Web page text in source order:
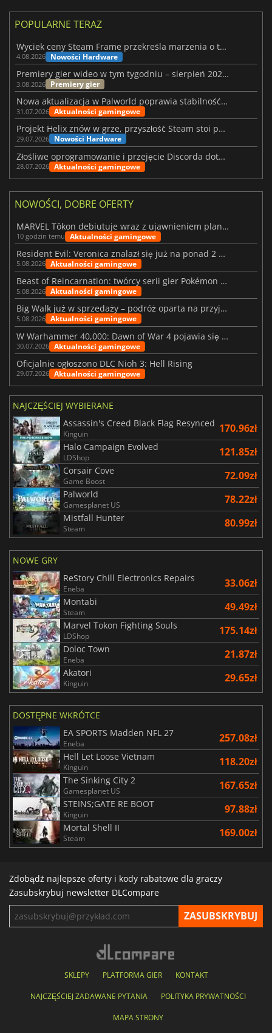
POPULARNE TERAZ
Wyciek ceny Steam Frame przekreśla marzenia o tanim zestawie VR
4.08.2026 Nowości Hardware
Premiery gier wideo w tym tygodniu – sierpień 2026 r. (32. tydzień)
3.08.2026 Premiery gier
Nowa aktualizacja w Palworld poprawia stabilność Sunreach i walk z bossami
31.07.2026 Aktualności gamingowe
Projekt Helix znów w grze, przyszłość Steam stoi pod znakiem zapytania
29.07.2026 Nowości Hardware
Złośliwe oprogramowanie i przejęcie Discorda dotknęły Meccha Chameleon
28.07.2026 Aktualności gamingowe
NOWOŚCI, DOBRE OFERTY
MARVEL Tōkon debiutuje wraz z ujawnieniem planu rozwoju na pierwszy rok
10 godzin temu Aktualności gamingowe
Resident Evil: Veronica znalazł się już na ponad 2 milionach list życzeń
5.08.2026 Aktualności gamingowe
Beast of Reincarnation: twórcy serii gier Pokémon wkraczają na nową ścieżkę
5.08.2026 Aktualności gamingowe
Big Walk już w sprzedaży – podróż oparta na przyjaźni
5.08.2026 Aktualności gamingowe
W Warhammer 40,000: Dawn of War 4 pojawia się frakcja Nekronów
30.07.2026 Aktualności gamingowe
Oficjalnie ogłoszono DLC Nioh 3: Hell Rising
29.07.2026 Aktualności gamingowe
NAJCZĘŚCIEJ WYBIERANE
Assassin's Creed Black Flag Resynced
Kinguin 170.96zł
Halo Campaign Evolved
LDShop 121.85zł
Corsair Cove
Game Boost 72.09zł
Palworld
Gamesplanet US 78.22zł
Mistfall Hunter
Steam 80.99zł
NOWE GRY
ReStory Chill Electronics Repairs
Eneba 33.06zł
Montabi
Steam 49.49zł
Marvel Tokon Fighting Souls
LDShop 175.14zł
Doloc Town
Eneba 21.87zł
Akatori
Kinguin 29.65zł
DOSTĘPNE WKRÓTCE
EA SPORTS Madden NFL 27
Eneba 257.08zł
Hell Let Loose Vietnam
Kinguin 118.20zł
The Sinking City 2
Gamesplanet US 167.65zł
STEINS;GATE RE BOOT
Kinguin 97.88zł
Mortal Shell II
Steam 169.00zł
Zdobądź najlepsze oferty i kody rabatowe dla graczy
Zasubskrybuj newsletter DLCompare
SKLEPY PLATFORMA GIER KONTAKT
NAJCZĘŚCIEJ ZADAWANE PYTANIA POLITYKA PRYWATNOŚCI
MAPA STRONY